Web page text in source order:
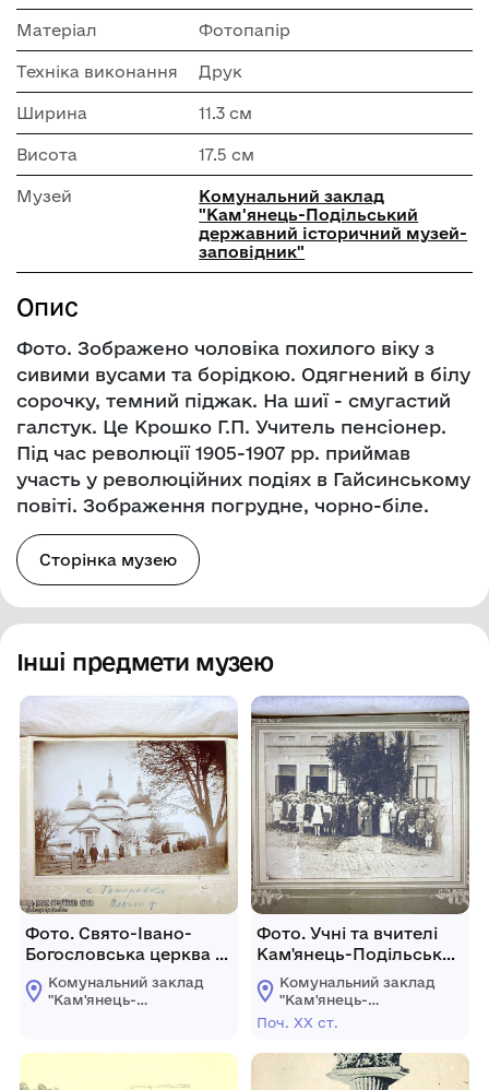
Матеріал Фотопапір
Техніка виконання Друк
Ширина 11.3 см
Висота 17.5 см
Музей
Комунальний заклад
"Кам'янець-Подільський
державний історичний музей-
заповідник"
Опис
Фото. Зображено чоловіка похилого віку з
сивими вусами та борідкою. Одягнений в білу
сорочку, темний піджак. На шиї - смугастий
галстук. Це Крошко Г.П. Учитель пенсіонер.
Під час революції 1905-1907 рр. приймав
участь у революційних подіях в Гайсинському
повіті. Зображення погрудне, чорно-біле.
Сторінка музею
Інші предмети музею
Фото. Свято-Івано-
Богословська церква с.
Гонорівка
Комунальний заклад
"Кам'янець-
історичний музей-
Фото. Учні та вчителі
Кам'янець-Подільської
вищої початкової
школи
Комунальний заклад
"Кам'янець-
Подільський
історичний музей-
заповідник"
Поч. ХХ ст.